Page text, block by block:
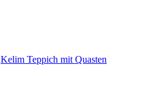
Kelim Teppich mit Quasten